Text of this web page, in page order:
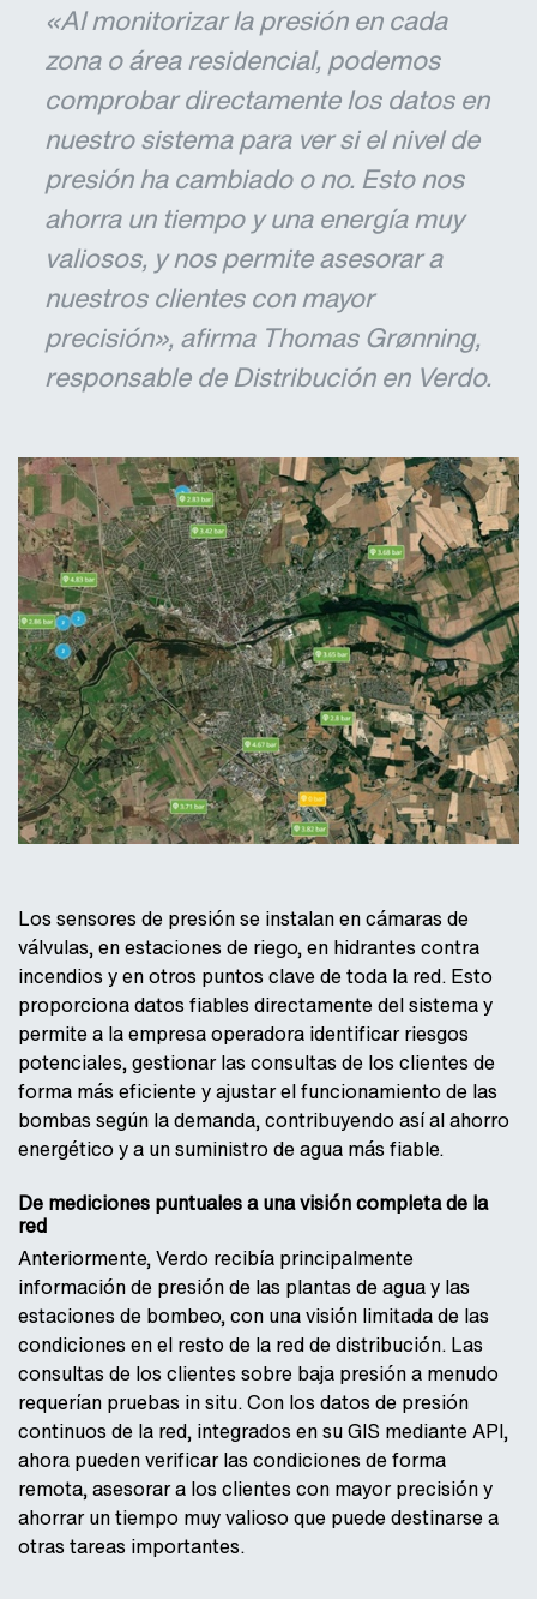
«Al monitorizar la presión en cada
zona o área residencial, podemos
comprobar directamente los datos en
nuestro sistema para ver si el nivel de
presión ha cambiado o no. Esto nos
ahorra un tiempo y una energía muy
valiosos, y nos permite asesorar a
nuestros clientes con mayor
precisión», afirma Thomas Grønning,
responsable de Distribución en Verdo.
Los sensores de presión se instalan en cámaras de
válvulas, en estaciones de riego, en hidrantes contra
incendios y en otros puntos clave de toda la red. Esto
proporciona datos fiables directamente del sistema y
permite a la empresa operadora identificar riesgos
potenciales, gestionar las consultas de los clientes de
forma más eficiente y ajustar el funcionamiento de las
bombas según la demanda, contribuyendo así al ahorro
energético y a un suministro de agua más fiable.
De mediciones puntuales a una visión completa de la
red
Anteriormente, Verdo recibía principalmente
información de presión de las plantas de agua y las
estaciones de bombeo, con una visión limitada de las
condiciones en el resto de la red de distribución. Las
consultas de los clientes sobre baja presión a menudo
requerían pruebas in situ. Con los datos de presión
continuos de la red, integrados en su GIS mediante API,
ahora pueden verificar las condiciones de forma
remota, asesorar a los clientes con mayor precisión y
ahorrar un tiempo muy valioso que puede destinarse a
otras tareas importantes.